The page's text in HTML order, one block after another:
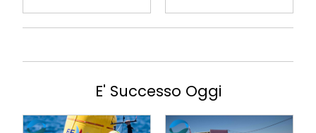
E' Successo Oggi